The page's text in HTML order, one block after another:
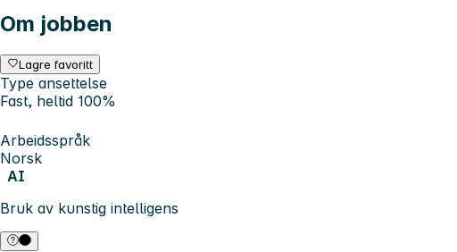
Om jobben
Lagre favoritt
Type ansettelse
Fast, heltid 100%
Arbeidsspråk
Norsk
AI
Bruk av kunstig intelligens